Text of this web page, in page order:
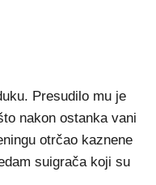
Presudilo mu je
nakon ostanka vani
otrčao kaznene
suigrača koji su